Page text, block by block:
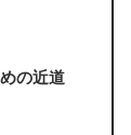
の近道